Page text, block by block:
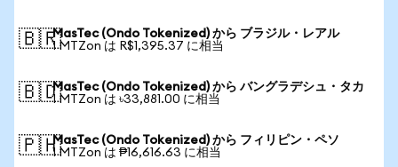
🇧🇷MasTec (Ondo Tokenized) から ブラジル・レアル
1 MTZon は R$1,395.37 に相当
🇧🇩MasTec (Ondo Tokenized) から バングラデシュ・タカ
1 MTZon は ৳33,881.00 に相当
🇵🇭MasTec (Ondo Tokenized) から フィリピン・ペソ
1 MTZon は ₱16,616.63 に相当